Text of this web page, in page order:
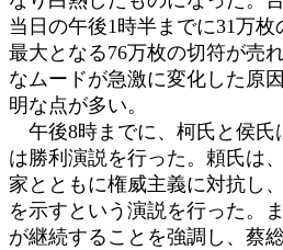
当日の午後1時半までに31万
最大となる76万枚の切符が売
なムードが急激に変化した原
明な点が多い。
午後8時までに、柯氏と侯氏
は勝利演説を行った。頼氏は
家とともに権威主義に対抗し
を示すという演説を行った。
が継続することを強調し、蔡